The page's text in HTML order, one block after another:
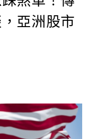
亞洲股市